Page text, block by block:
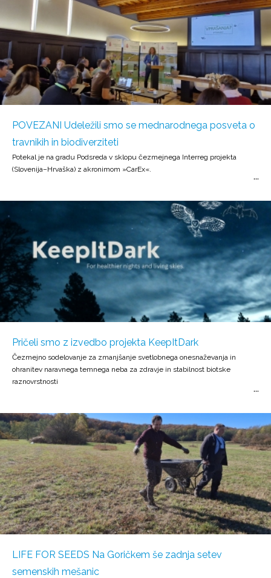
POVEZANI Udeležili smo se mednarodnega posveta o
travnikih in biodiverziteti
Potekal je na gradu Podsreda v sklopu čezmejnega Interreg projekta
(Slovenija–Hrvaška) z akronimom »CarEx«.
Pričeli smo z izvedbo projekta KeepItDark
Čezmejno sodelovanje za zmanjšanje svetlobnega onesnaževanja in
ohranitev naravnega temnega neba za zdravje in stabilnost biotske
raznovrstnosti
LIFE FOR SEEDS Na Goričkem še zadnja setev
semenskih mešanic